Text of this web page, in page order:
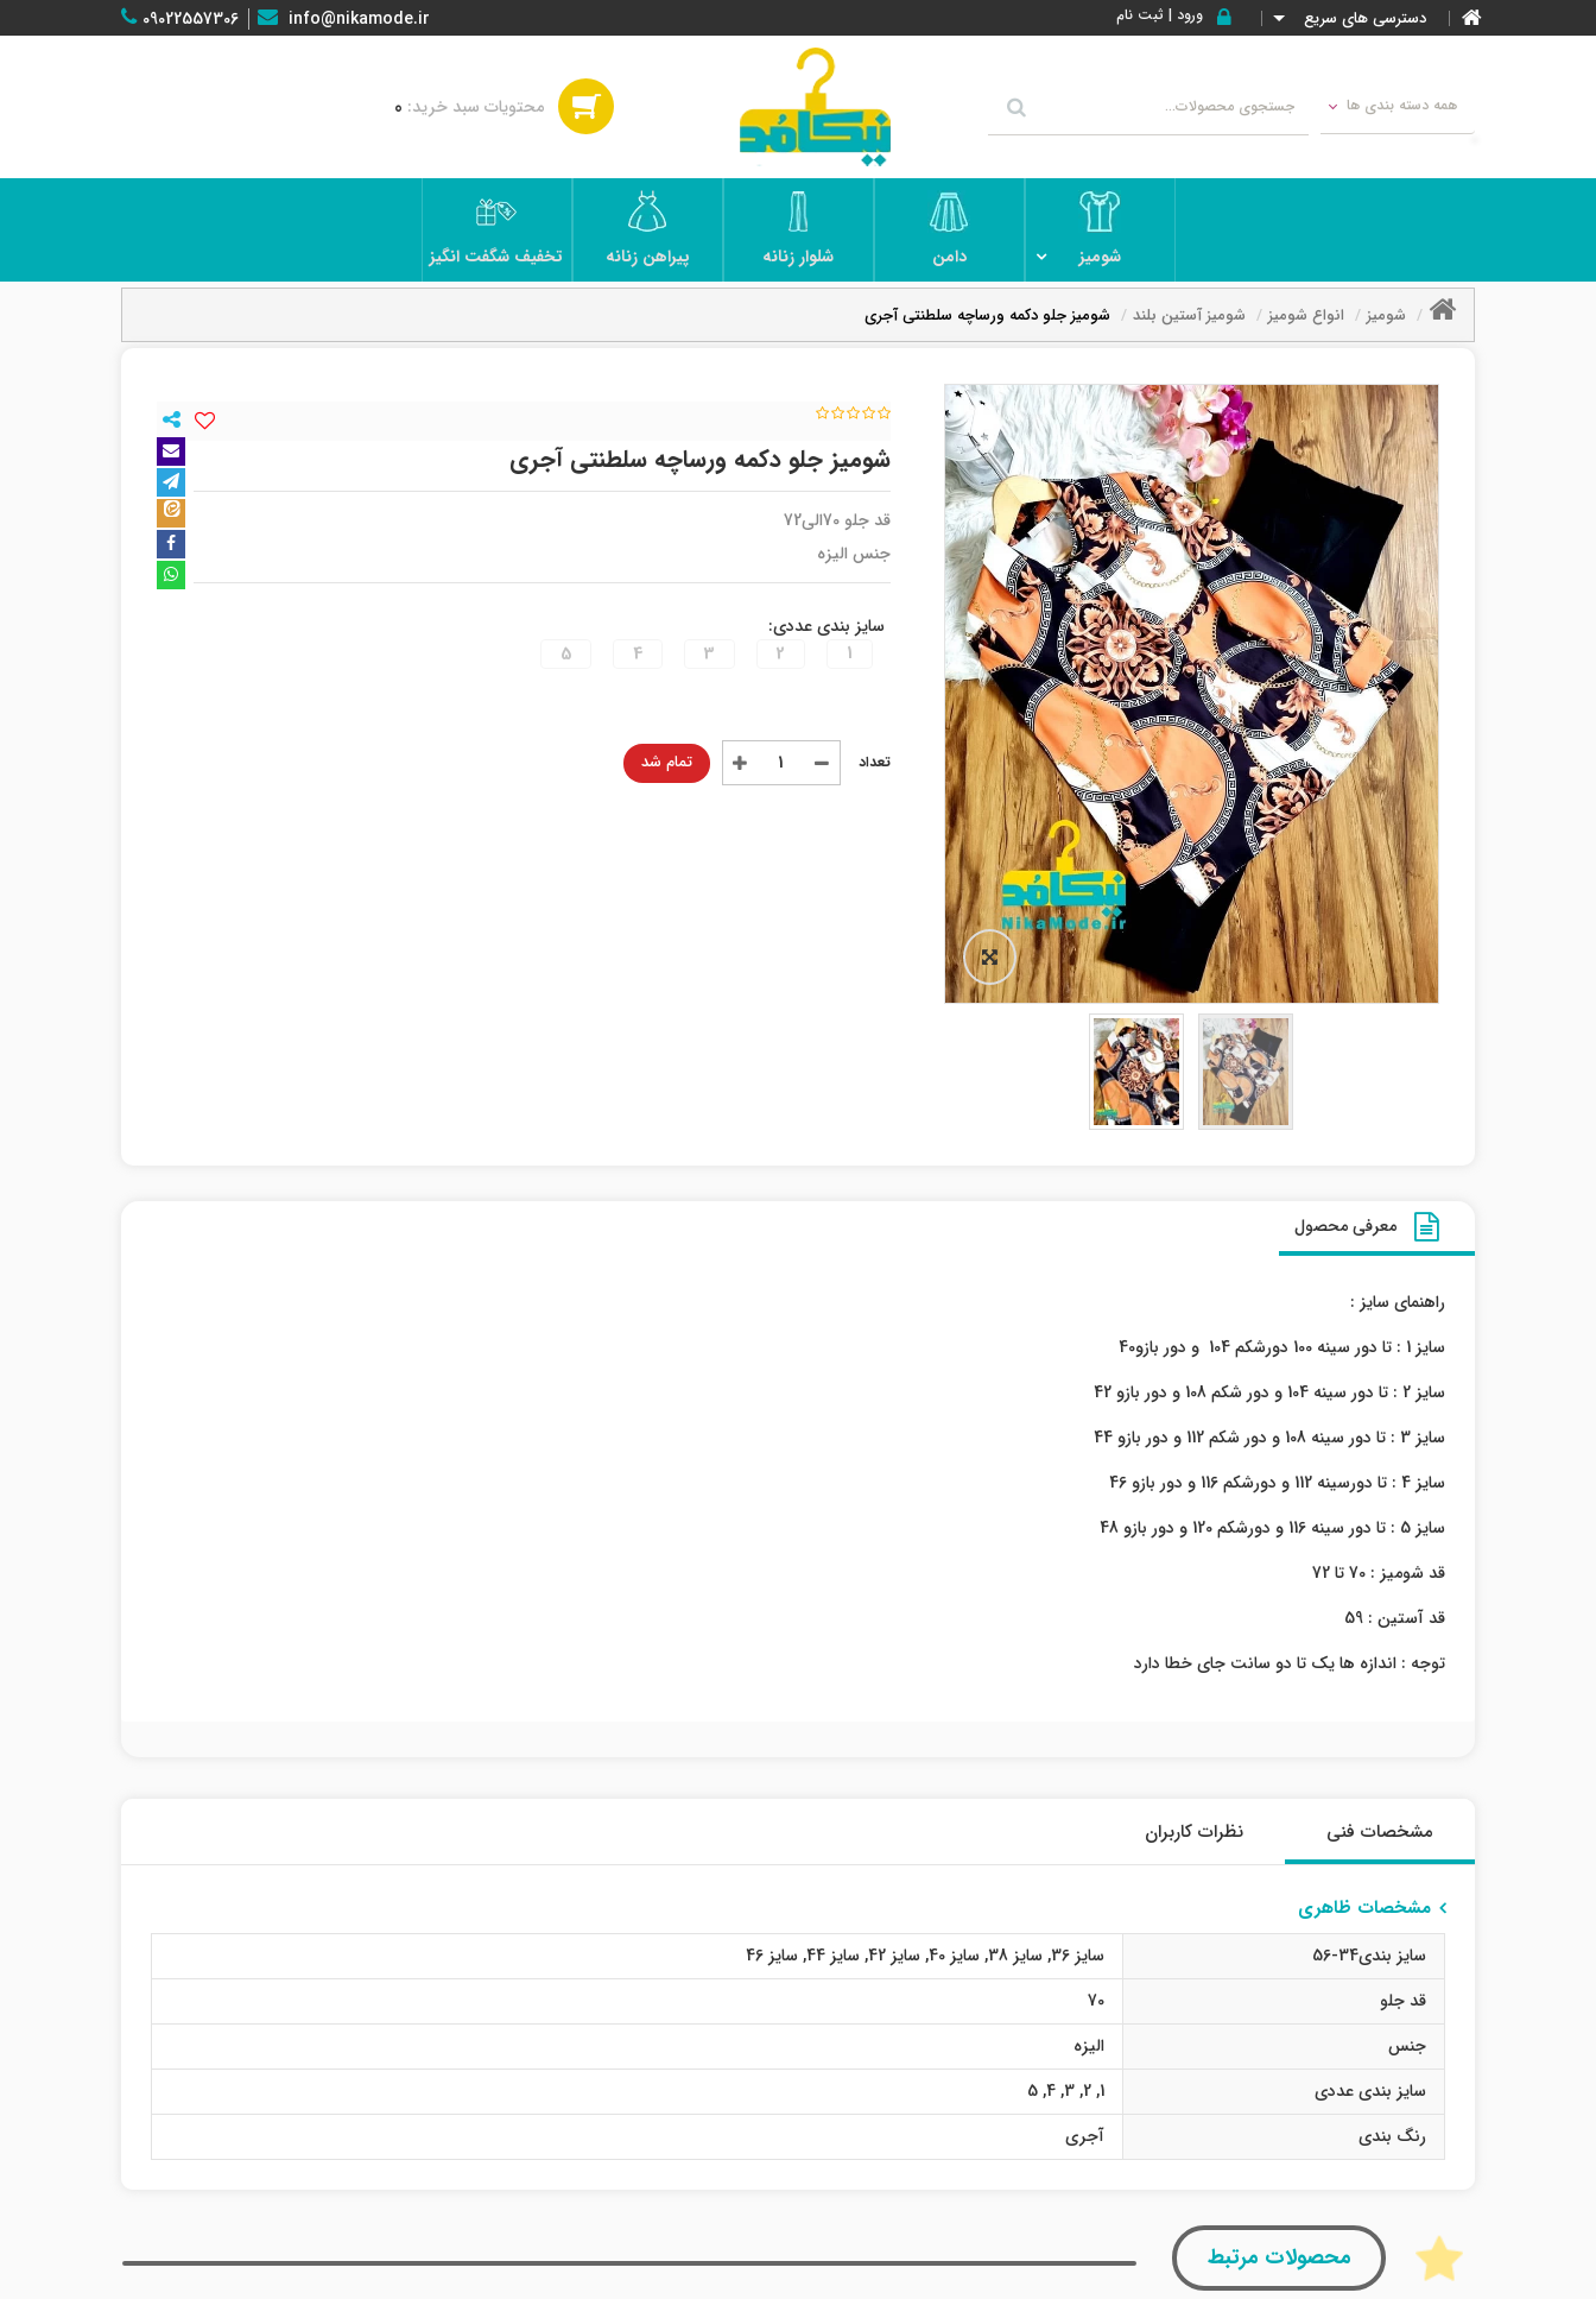
دسترسی های سریع ورود | ثبت نام 09022557306 info@nikamode.ir
همه دسته بندی ها 0
شومیز دامن شلوار زنانه پیراهن زنانه تخفیف شگفت انگیز
شومیز انواع شومیز شومیز آستین بلند شومیز جلو دکمه ورساچه سلطنتی آجری
شومیز جلو دکمه ورساچه سلطنتی آجری
قد جلو 70الی72
جنس الیزه
سایز بندی عددی:
1
2
3
4
5
تمام شد
معرفی محصول
راهنمای سایز :
سایز 1 : تا دور سینه 100 دورشکم 104 و دور بازو40
سایز 2 : تا دور سینه 104 و دور شکم 108 و دور بازو 42
سایز 3 : تا دور سینه 108 و دور شکم 112 و دور بازو 44
سایز 4 : تا دورسینه 112 و دورشکم 116 و دور بازو 46
سایز 5 : تا دور سینه 116 و دورشکم 120 و دور بازو 48
قد شومیز : 70 تا 72
قد آستین : 59
توجه : اندازه ها یک تا دو سانت جای خطا دارد
مشخصات فنی نظرات کاربران
مشخصات ظاهری
سایز بندی34-56 سایز 36 , سایز 38 , سایز 40 , سایز 42 , سایز 44 , سایز 46
قد جلو
70
جنس
الیزه
سایز بندی عددی
1
,
2
,
3
,
4
,
5
رنگ بندی
آجری
محصولات مرتبط